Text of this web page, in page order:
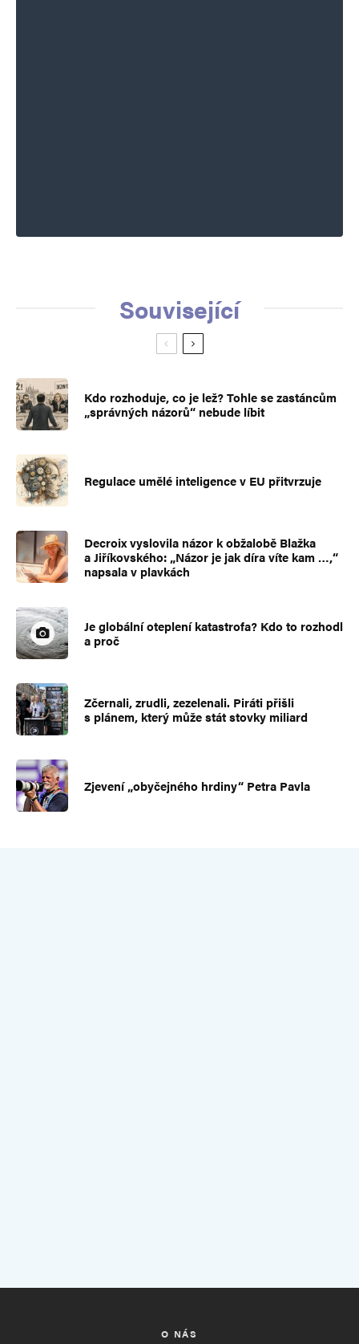
Související
Kdo rozhoduje, co je lež? Tohle se zastáncům
„správných názorů“ nebude líbit
Regulace umělé inteligence v EU přitvrzuje
Decroix vyslovila názor k obžalobě Blažka
a Jiříkovského: „Názor je jak díra víte kam …,“
napsala v plavkách
Je globální oteplení katastrofa? Kdo to rozhodl
a proč
Zčernali, zrudli, zezelenali. Piráti přišli
s plánem, který může stát stovky miliard
Zjevení „obyčejného hrdiny“ Petra Pavla
O NÁS